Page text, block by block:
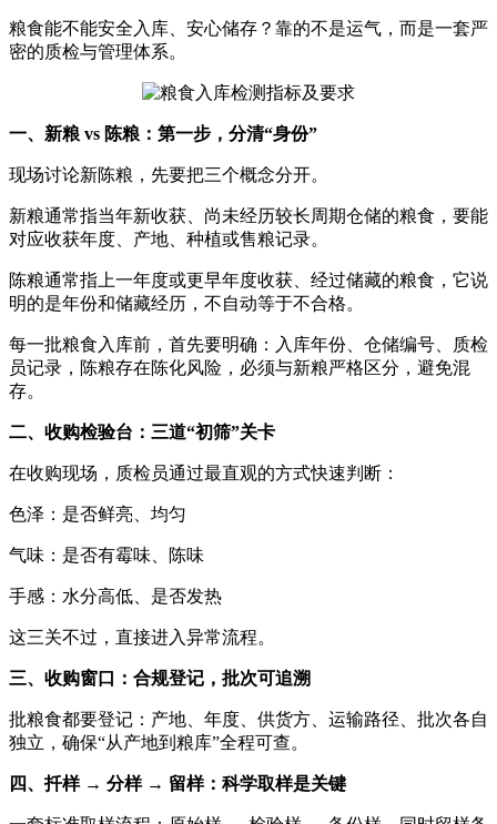
粮食能不能安全入库、安心储存？靠的不是运气，而是一套严
密的质检与管理体系。
一、新粮 vs 陈粮：第一步，分清“身份”
现场讨论新陈粮，先要把三个概念分开。
新粮通常指当年新收获、尚未经历较长周期仓储的粮食，要能
对应收获年度、产地、种植或售粮记录。
陈粮通常指上一年度或更早年度收获、经过储藏的粮食，它说
明的是年份和储藏经历，不自动等于不合格。
每一批粮食入库前，首先要明确：入库年份、仓储编号、质检
员记录，陈粮存在陈化风险，必须与新粮严格区分，避免混
存。
二、收购检验台：三道“初筛”关卡
在收购现场，质检员通过最直观的方式快速判断：
色泽：是否鲜亮、均匀
气味：是否有霉味、陈味
手感：水分高低、是否发热
这三关不过，直接进入异常流程。
三、收购窗口：合规登记，批次可追溯
批粮食都要登记：产地、年度、供货方、运输路径、批次各自
独立，确保“从产地到粮库”全程可查。
四、扦样 → 分样 → 留样：科学取样是关键